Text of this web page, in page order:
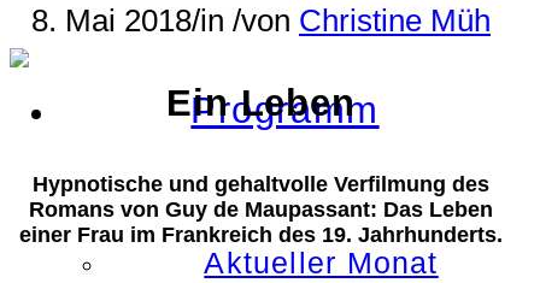
Programm
Aktueller Monat
8. Mai 2018/in /von Christine Müh
Ein Leben
Hypnotische und gehaltvolle Verfilmung des
Romans von Guy de Maupassant: Das Leben
einer Frau im Frankreich des 19. Jahrhunderts.